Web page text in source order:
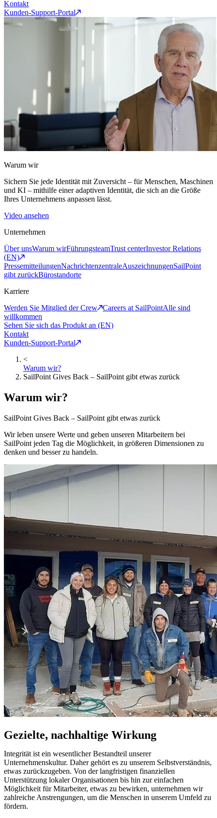
Kontakt
Kunden-Support-Portal
Warum wir
Sichern Sie jede Identität mit Zuversicht – für Menschen, Maschinen
und KI – mithilfe einer adaptiven Identität, die sich an die Größe
Ihres Unternehmens anpassen lässt.
Video ansehen
Unternehmen
Über unsWarum wirFührungsteamTrust centerInvestor Relations
(EN)
PressemitteilungenNachrichtenzentraleAuszeichnungenSailPoint
gibt zurückBürostandorte
Karriere
Werden Sie Mitglied der Crew
Careers at SailPointAlle sind
willkommen
Sehen Sie sich das Produkt an (EN)
Kontakt
Kunden-Support-Portal
<
Warum wir?
SailPoint Gives Back – SailPoint gibt etwas zurück
Warum wir?
SailPoint Gives Back – SailPoint gibt etwas zurück
Wir leben unsere Werte und geben unseren Mitarbeitern bei
SailPoint jeden Tag die Möglichkeit, in größeren Dimensionen zu
denken und besser zu handeln.
Gezielte, nachhaltige Wirkung
Integrität ist ein wesentlicher Bestandteil unserer
Unternehmenskultur. Daher gehört es zu unserem Selbstverständnis,
etwas zurückzugeben. Von der langfristigen finanziellen
Unterstützung lokaler Organisationen bis hin zur einfachen
Möglichkeit für Mitarbeiter, etwas zu bewirken, unternehmen wir
zahlreiche Anstrengungen, um die Menschen in unserem Umfeld zu
fördern.